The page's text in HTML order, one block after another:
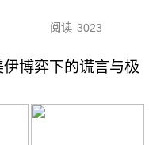
阅读 3023
博弈下的谎言与极